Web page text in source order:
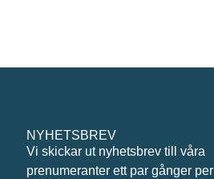
NYHETSBREV
Vi skickar ut nyhetsbrev till våra
prenumeranter ett par gånger per